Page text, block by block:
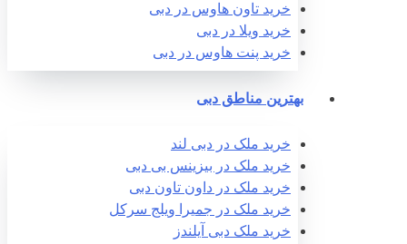
خرید تاون هاوس در دبی
خرید ویلا در دبی
خرید پنت هاوس در دبی
بهترین مناطق دبی
خرید ملک در دبی لند
خرید ملک در بیزینس بی دبی
خرید ملک در داون تاون دبی
خرید ملک در جمیرا ویلج سرکل
خرید ملک دبی آیلندز